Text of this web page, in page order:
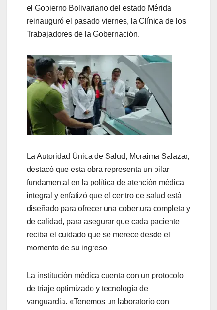
el Gobierno Bolivariano del estado Mérida
reinauguró el pasado viernes, la Clínica de los
Trabajadores de la Gobernación.
La Autoridad Única de Salud, Moraima Salazar,
destacó que esta obra representa un pilar
fundamental en la política de atención médica
integral y enfatizó que el centro de salud está
diseñado para ofrecer una cobertura completa y
de calidad, para asegurar que cada paciente
reciba el cuidado que se merece desde el
momento de su ingreso.
La institución médica cuenta con un protocolo
de triaje optimizado y tecnología de
vanguardia. «Tenemos un laboratorio con